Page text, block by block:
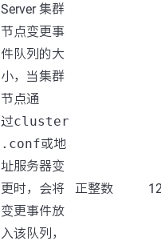
Server 集群
节点变更事
件队列的大
小，当集群
节点通
过cluster
.conf或地
址服务器变
更时，会将
变更事件放
入该队列，
正整数